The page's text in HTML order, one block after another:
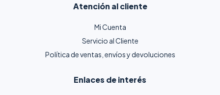
Atención al cliente
Mi Cuenta
Servicio al Cliente
Política de ventas, envíos y devoluciones
Enlaces de interés